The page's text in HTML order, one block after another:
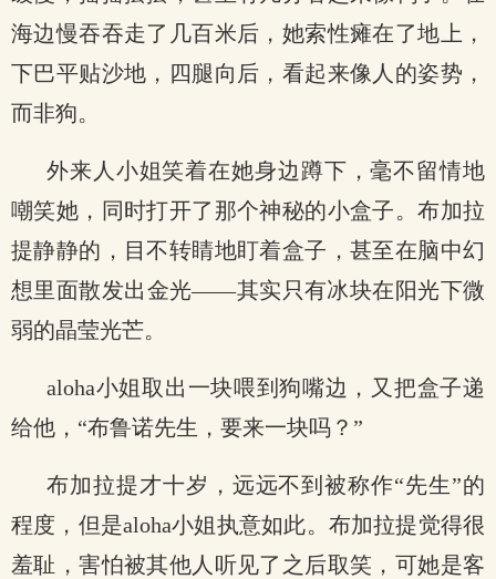
海边慢吞吞走了几百米后，她索性瘫在了地上，
下巴平贴沙地，四腿向后，看起来像人的姿势，
而非狗。
外来人小姐笑着在她身边蹲下，毫不留情地
嘲笑她，同时打开了那个神秘的小盒子。布加拉
提静静的，目不转睛地盯着盒子，甚至在脑中幻
想里面散发出金光——其实只有冰块在阳光下微
弱的晶莹光芒。
aloha小姐取出一块喂到狗嘴边，又把盒子递
给他，“布鲁诺先生，要来一块吗？”
布加拉提才十岁，远远不到被称作“先生”的
程度，但是aloha小姐执意如此。布加拉提觉得很
羞耻，害怕被其他人听见了之后取笑，可她是客